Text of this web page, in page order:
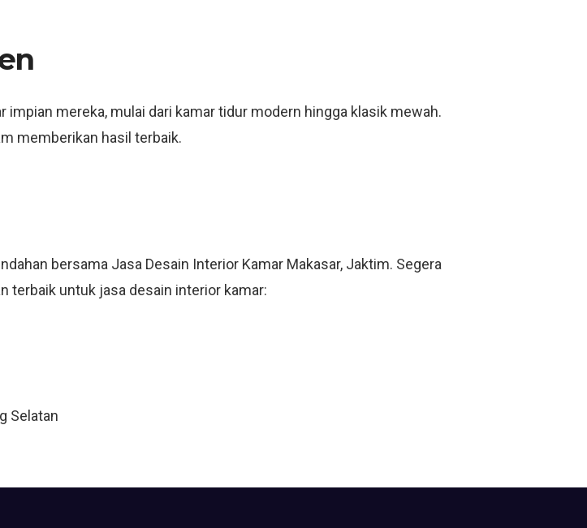
mereka, mulai dari kamar tidur modern hingga klasik mewah.
memberikan hasil terbaik.
bersama Jasa Desain Interior Kamar Makasar, Jaktim. Segera
terbaik untuk jasa desain interior kamar:
Selatan